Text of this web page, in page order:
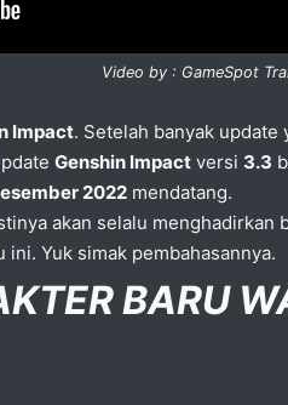
Video by : GameSpot
Impact. Setelah banyak update
Genshin Impact versi 3.3
2022 mendatang.
akan selalu menghadirkan
Yuk simak pembahasannya.
BARU